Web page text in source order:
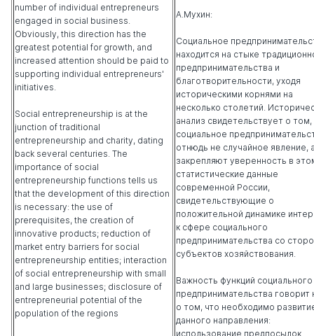
number of individual entrepreneurs
engaged in social business.
Obviously, this direction has the
greatest potential for growth, and
increased attention should be paid to
supporting individual entrepreneurs'
initiatives.
Social entrepreneurship is at the
junction of traditional
entrepreneurship and charity, dating
back several centuries. The
importance of social
entrepreneurship functions tells us
that the development of this direction
is necessary: the use of
prerequisites, the creation of
innovative products; reduction of
market entry barriers for social
entrepreneurship entities; interaction
of social entrepreneurship with small
and large businesses; disclosure of
entrepreneurial potential of the
population of the regions
А.Мухин:
Социальное
находится на стыке
предпринимательства и
благотворительности, уходя
историческими корнями на
несколько столетий.
анализ свидетельствует о том,
социальное
отнюдь не случайное явление,
закрепляют уверенность в
статистические данные
современной России,
свидетельствующие о
положительной динамике
к сфере социального
предпринимательства со
субъектов хозяйствования.
Важность функций социального
предпринимательства говорит
о том, что необходимо
данного направления:
использование предпосылок